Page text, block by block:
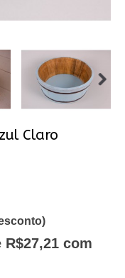
Claro
R$27,21 com